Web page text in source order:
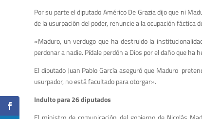
Por su parte el diputado Américo De Grazia dijo que ni
de la usurpación del poder, renuncie a la ocupación
«Maduro, un verdugo que ha destruido la
perdonar a nadie. Pídale perdón a Dios por el daño que ha
El diputado Juan Pablo García aseguró que Maduro
usurpador, no está facultado para otorgar».
Indulto para 26 diputados